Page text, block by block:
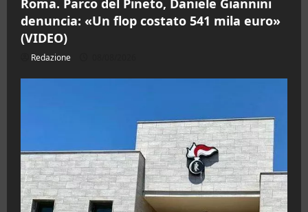
Roma. Parco del Pineto, Daniele Giannini
denuncia: «Un flop costato 541 mila euro»
(VIDEO)
Redazione